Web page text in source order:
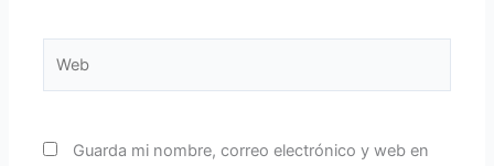
Guarda mi nombre, correo electrónico y web en